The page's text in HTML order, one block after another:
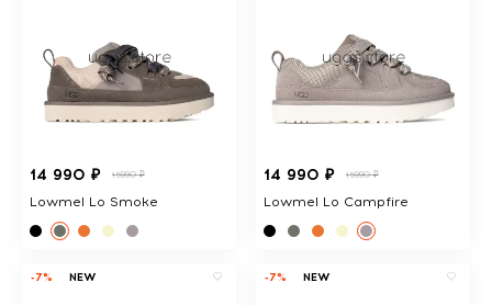
14 990 ₽ 15990 ₽
Lowmel Lo Smoke
14 990 ₽ 15990 ₽
Lowmel Lo Campfire
-7% NEW -7% NEW